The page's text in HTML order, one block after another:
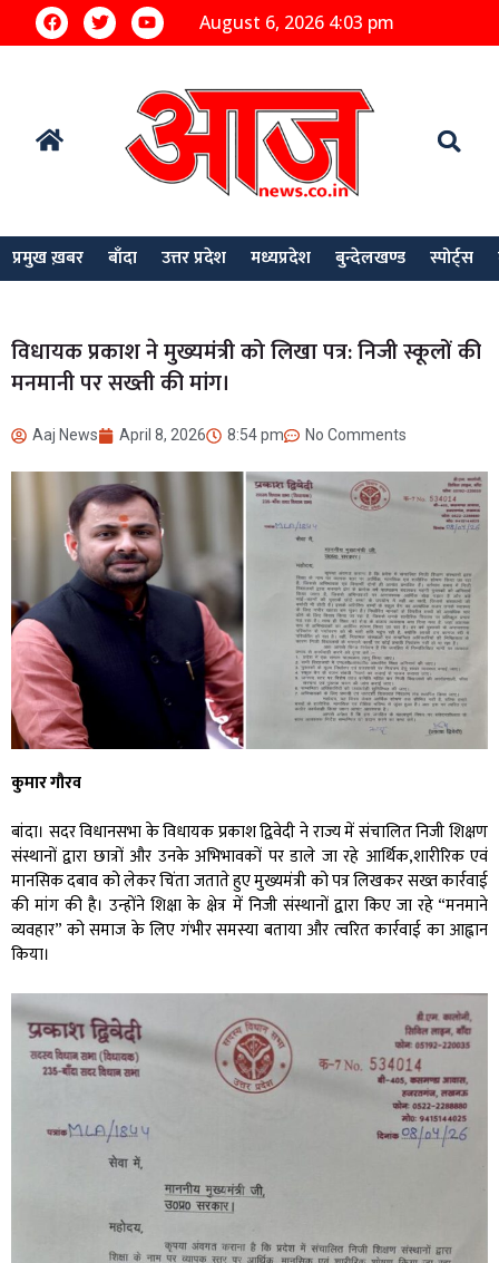
August 6, 2026 4:03 pm
प्रमुख ख़बर बाँदा उत्तर प्रदेश मध्यप्रदेश बुन्देलखण्ड स्पोर्ट्स
विधायक प्रकाश ने मुख्यमंत्री को लिखा पत्र: निजी स्कूलों की
मनमानी पर सख्ती की मांग।
Aaj News April 8, 2026 8:54 pm No Comments
कुमार गौरव
बांदा। सदर विधानसभा के विधायक प्रकाश द्विवेदी ने राज्य में संचालित निजी शिक्षण
संस्थानों द्वारा छात्रों और उनके अभिभावकों पर डाले जा रहे आर्थिक,शारीरिक एवं
मानसिक दबाव को लेकर चिंता जताते हुए मुख्यमंत्री को पत्र लिखकर सख्त कार्रवाई
की मांग की है। उन्होंने शिक्षा के क्षेत्र में निजी संस्थानों द्वारा किए जा रहे “मनमाने
व्यवहार” को समाज के लिए गंभीर समस्या बताया और त्वरित कार्रवाई का आह्वान
किया।